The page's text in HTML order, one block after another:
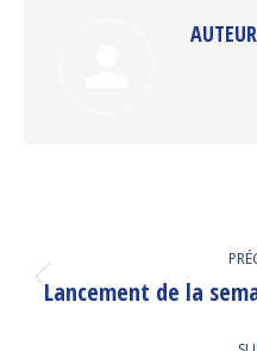
ARTICLE
Lancement de la